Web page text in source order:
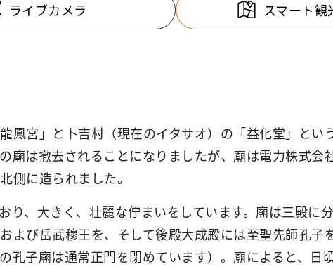
ライブカメラ スマート
鳳宮」と卜吉村（現在のイタサオ）の「益化堂」と
廟は撤去されることになりましたが、廟は電力株式
側に造られました。
り、大きく、壮麗な佇まいをしています。廟は三殿に
よび岳武穆王を、そして後殿大成殿には至聖先師孔
孔子廟は通常正門を閉めています）。廟によると、